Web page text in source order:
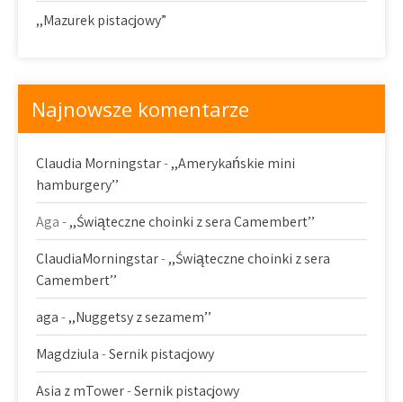
,,Mazurek pistacjowy”
Najnowsze komentarze
Claudia Morningstar-,,Amerykańskie mini
hamburgery’’
Aga-,,Świąteczne choinki z sera Camembert’’
ClaudiaMorningstar-,,Świąteczne choinki z sera
Camembert’’
aga-,,Nuggetsy z sezamem’’
Magdziula-Sernik pistacjowy
Asia z mTower-Sernik pistacjowy